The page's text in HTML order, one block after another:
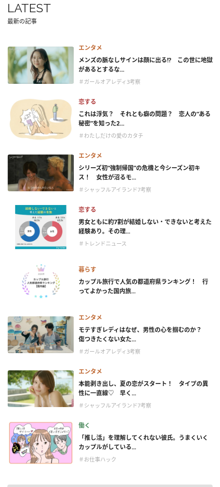
LATEST
最新の記事
エンタメ
メンズの脈なしサインは顔に出る!? この世に地獄
があるとするな...
＃ガールオアレディ3考察
恋する
これは浮気？ それとも癖の問題？ 恋人の“ある
秘密”を知った2...
＃わたしだけの愛のカタチ
エンタメ
シリーズ初“強制帰国”の危機と今シーズン初キ
ス！ 女性が沼るモ...
＃シャッフルアイランド7考察
恋する
男女ともに約7割が結婚しない・できないと考えた
経験あり。その理...
＃トレンドニュース
暮らす
カップル旅行で人気の都道府県ランキング！ 行
ってよかった国内旅...
エンタメ
モテすぎレディはなぜ、男性の心を掴むのか？
傷つきたくない女た...
＃ガールオアレディ3考察
エンタメ
本能剥き出し、夏の恋がスタート！ タイプの異
性に一直線♡ 早く...
＃シャッフルアイランド7考察
働く
「推し活」を理解してくれない彼氏。うまくいく
カップルがしている...
＃お仕事ハック